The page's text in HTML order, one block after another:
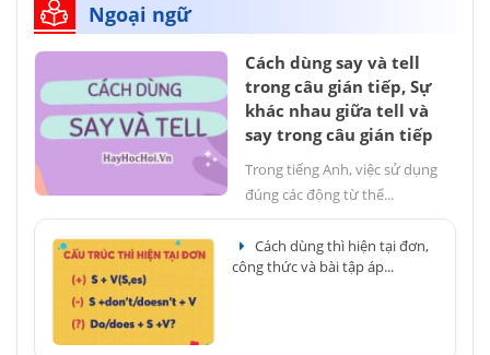
Ngoại ngữ
Cách dùng say và tell
trong câu gián tiếp, Sự
khác nhau giữa tell và
say trong câu gián tiếp
Trong tiếng Anh, việc sử dụng
đúng các động từ thể...
Cách dùng thì hiện tại đơn,
công thức và bài tập áp...